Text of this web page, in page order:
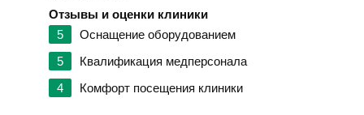
Отзывы и оценки клиники
5
Оснащение оборудованием
5
Квалификация медперсонала
4
Комфорт посещения клиники